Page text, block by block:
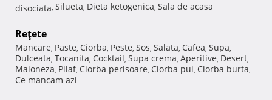
disociata, Silueta, Dieta ketogenica, Sala de acasa
Reţete
Mancare, Paste, Ciorba, Peste, Sos, Salata, Cafea, Supa,
Dulceata, Tocanita, Cocktail, Supa crema, Aperitive, Desert,
Maioneza, Pilaf, Ciorba perisoare, Ciorba pui, Ciorba burta,
Ce mancam azi